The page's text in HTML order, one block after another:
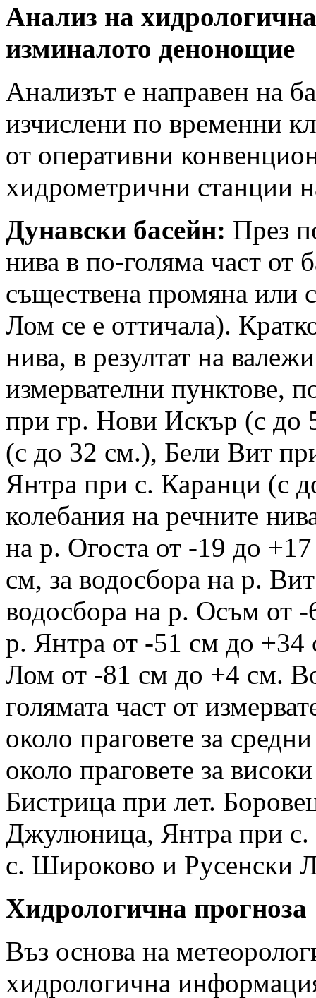
Анализ на
изминалото денонощие
Анализът е направен на
изчислени по временни
от оперативни
хидрометрични
Дунавски басейн: През
нива в по-голяма част от
съществена промяна или
Лом се е оттичала).
нива, в резултат на
измервателни пунктове,
при гр. Нови Искър (с до
(с до 32 см.), Бели Вит
Янтра при с. Каранци (с
колебания на речните
на р. Огоста от -19 до
см, за водосбора на р.
водосбора на р. Осъм от
р. Янтра от -51 см до +34
Лом от -81 см до +4 см.
голямата част от
около праговете за
около праговете за
Бистрица при лет.
Джулюница, Янтра при
с. Широково и Русенски
Хидрологична прогноза
Въз основа на
хидрологична